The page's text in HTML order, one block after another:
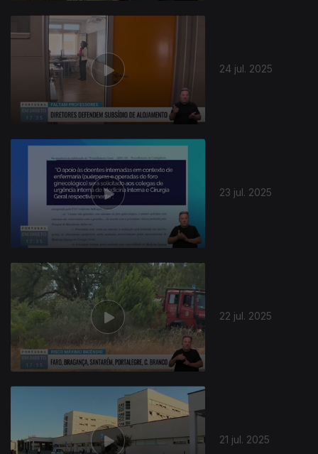
24 jul. 2025
23 jul. 2025
22 jul. 2025
21 jul. 2025